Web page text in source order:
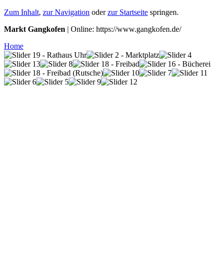
Zum Inhalt, zur Navigation oderzur Startseite springen.
Markt Gangkofen | Online: https://www.gangkofen.de/
Home